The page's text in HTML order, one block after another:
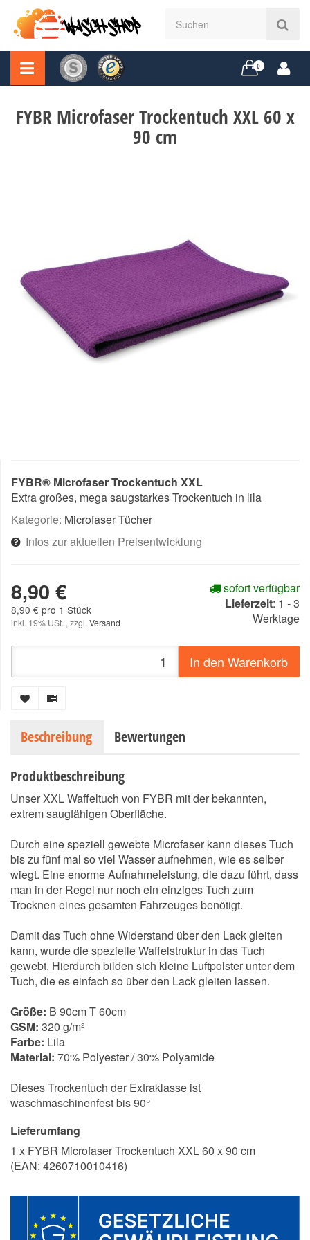
0
FYBR Microfaser Trockentuch XXL 60 x
90 cm
FYBR® Microfaser Trockentuch XXL
Extra großes, mega saugstarkes Trockentuch in lila
Kategorie: Microfaser Tücher
Infos zur aktuellen Preisentwicklung
8,90 €
8,90 € pro 1 Stück
inkl. 19% USt. , zzgl. Versand
sofort verfügbar
Lieferzeit: 1 - 3
Werktage
In den Warenkorb
Beschreibung Bewertungen
Produktbeschreibung
Unser XXL Waffeltuch von FYBR mit der bekannten,
extrem saugfähigen Oberfläche.
Durch eine speziell gewebte Microfaser kann dieses Tuch
bis zu fünf mal so viel Wasser aufnehmen, wie es selber
wiegt. Eine enorme Aufnahmeleistung, die dazu führt, dass
man in der Regel nur noch ein einziges Tuch zum
Trocknen eines gesamten Fahrzeuges benötigt.
Damit das Tuch ohne Widerstand über den Lack gleiten
kann, wurde die spezielle Waffelstruktur in das Tuch
gewebt. Hierdurch bilden sich kleine Luftpolster unter dem
Tuch, die es einfach so über den Lack gleiten lassen.
Größe: B 90cm T 60cm
GSM: 320 g/m²
Farbe: Lila
Material: 70% Polyester / 30% Polyamide
Dieses Trockentuch der Extraklasse ist
waschmaschinenfest bis 90°
Lieferumfang
1 x FYBR Microfaser Trockentuch XXL 60 x 90 cm
(EAN: 4260710010416)